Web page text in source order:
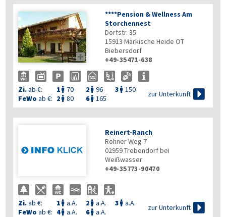

****Pension & Wellness Am
Storchennest
Dorfstr. 35
15913 Märkische Heide OT
Biebersdorf
+49-35471-638
Zi.ab €: 1  70 2  96 3  150
FeWo ab €: 2  80 6 165
zur Unterkunft 
Reinert-Ranch
Rohner Weg 7
02959Trebendorf bei
Weißwasser
+49-35773-90470
Zi.ab €: 1  a.A. 2  a.A. 3  a.A.
FeWo ab €: 4 a.A. 6 a.A.
zur Unterkunft 